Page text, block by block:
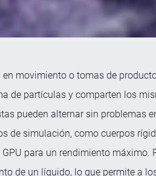
movimiento o tomas de
de partículas y comparten los
pueden alternar sin problemas
de simulación, como cuerpos
para un rendimiento máximo.
de un líquido, lo que permite a